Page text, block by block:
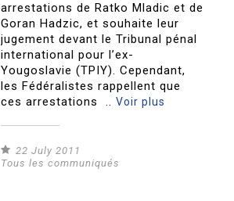
arrestations de Ratko Mladic et de
Goran Hadzic, et souhaite leur
jugement devant le Tribunal pénal
international pour l’ex-
Yougoslavie (TPIY). Cependant,
les Fédéralistes rappellent que
ces arrestations ..Voir plus
22 July 2011
Tous les communiqués